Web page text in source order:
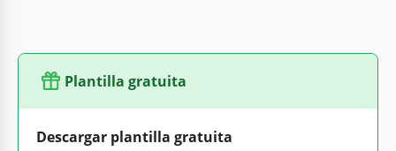
Plantilla gratuita
Descargar plantilla gratuita